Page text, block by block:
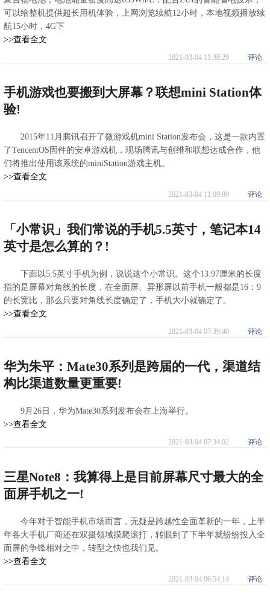
可以给整机提供超长用机体验，上网浏览续航12小时，本地视频播放续
航15小时，4G下
>>查看全文
2021-03-04 11:38:29 评论
手机游戏也要搬到大屏幕？联想mini Station体
验!
2015年11月腾讯召开了微游戏机mini Station发布会，这是一款内置
了TencentOS固件的安卓游戏机，现场腾讯与创维和联想达成合作，他
们将推出使用该系统的miniStation游戏主机。
>>查看全文
2021-03-04 11:09:09 评论
「小常识」我们常说的手机5.5英寸，笔记本14
英寸是怎么算的？!
下面以5.5英寸手机为例，说说这个小常识。这个13.97厘米的长度
指的是屏幕对角线的长度，在全面屏、异形屏以前手机一般都是16：9
的长宽比，那么只要对角线长度确定了，手机大小就确定了。
>>查看全文
2021-03-04 07:39:40 评论
华为朱平：Mate30系列是跨届的一代，渠道结
构比渠道数量更重要!
9月26日，华为Mate30系列发布会在上海举行。
>>查看全文
2021-03-04 07:34:02 评论
三星Note8：我算得上是目前屏幕尺寸最大的全
面屏手机之一!
今年对于智能手机市场而言，无疑是跨越性全面革新的一年，上半
年各大手机厂商还在双摄领域摸爬滚打，转眼到了下半年就纷纷投入全
面屏的争锋相对之中，转型之快也我们见。
>>查看全文
2021-03-04 06:54:14 评论